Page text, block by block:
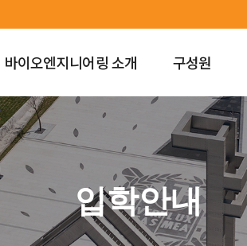
바이오엔지니어링 소개 구성원
입학안내